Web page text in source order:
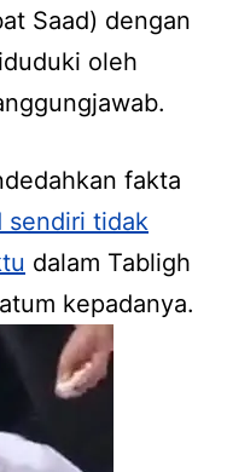
Saad) dengan
oleh
fakta
sendiri tidak
dalam Tabligh
kepadanya.